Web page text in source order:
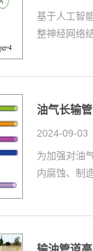
基于人工智
整神经网络
油气长输
2024-09-03
为加强对油
内腐蚀、制